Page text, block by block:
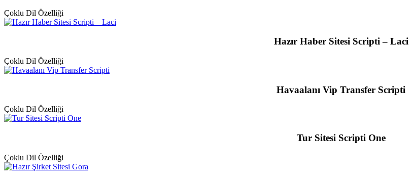
Çoklu Dil Özelliği
Hazır Haber Sitesi Scripti – Laci
Çoklu Dil Özelliği
Havaalanı Vip Transfer Scripti
Çoklu Dil Özelliği
Tur Sitesi Scripti One
Çoklu Dil Özelliği